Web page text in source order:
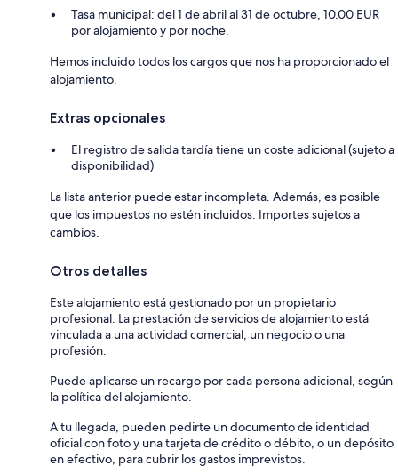
Tasa municipal: del 1 de abril al 31 de octubre, 10.00 EUR
por alojamiento y por noche.
Hemos incluido todos los cargos que nos ha proporcionado el
alojamiento.
Extras opcionales
El registro de salida tardía tiene un coste adicional (sujeto a
disponibilidad)
La lista anterior puede estar incompleta. Además, es posible
que los impuestos no estén incluidos. Importes sujetos a
cambios.
Otros detalles
Este alojamiento está gestionado por un propietario
profesional. La prestación de servicios de alojamiento está
vinculada a una actividad comercial, un negocio o una
profesión.
Puede aplicarse un recargo por cada persona adicional, según
la política del alojamiento.
A tu llegada, pueden pedirte un documento de identidad
oficial con foto y una tarjeta de crédito o débito, o un depósito
en efectivo, para cubrir los gastos imprevistos.